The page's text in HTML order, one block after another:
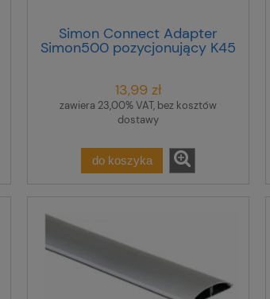
Simon Connect Adapter
Simon500 pozycjonujący K45
czysta biel 50012088-030
13,99 zł
zawiera 23,00% VAT, bez kosztów
dostawy
do koszyka